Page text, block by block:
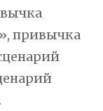
привычка